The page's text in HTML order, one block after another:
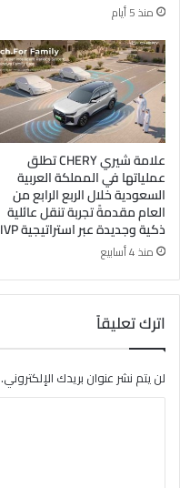
منذ 5 أيام
علامة شيري CHERY تطلق
عملياتها في المملكة العربية
السعودية خلال الربع الرابع من
العام مقدمةً تجربة تنقل عائلية
ذكية وجديدة عبر استراتيجية SIVP
منذ 4 أسابيع
اترك تعليقاً
لن يتم نشر عنوان بريدك الإلكتروني.